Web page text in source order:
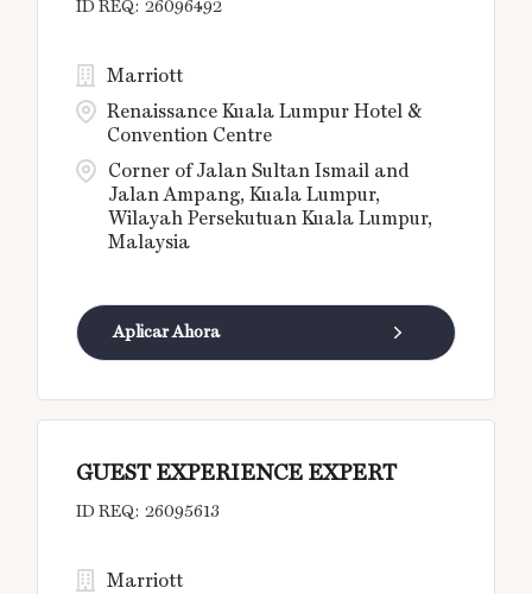
26096492
Corner of Jalan Sultan Ismail and
Jalan Ampang, Kuala Lumpur,
Wilayah Persekutuan Kuala Lumpur,
Malaysia
Marriott
Renaissance Kuala Lumpur Hotel &
Convention Centre
Aplicar Ahora
GUEST EXPERIENCE EXPERT
26095613
Marriott